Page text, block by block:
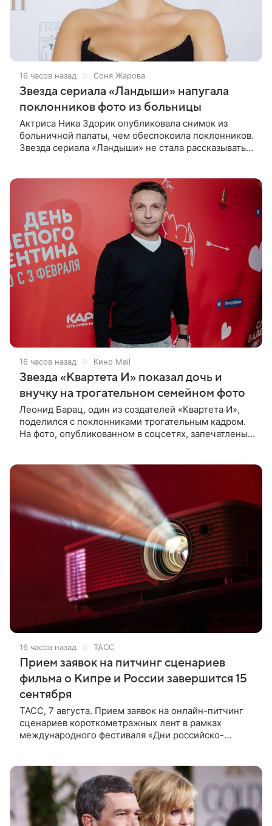
16 часов назад Соня Жарова
Звезда сериала «Ландыши» напугала
поклонников фото из больницы
Актриса Ника Здорик опубликовала снимок из
больничной палаты, чем обеспокоила поклонников.
Звезда сериала «Ландыши» не стала рассказывать,
16 часов назад Кино Mail
Звезда «Квартета И» показал дочь и
внучку на трогательном семейном фото
Леонид Барац, один из создателей «Квартета И»,
поделился с поклонниками трогательным кадром.
На фото, опубликованном в соцсетях, запечатлены
16 часов назад ТАСС
Прием заявок на питчинг сценариев
фильма о Кипре и России завершится 15
сентября
ТАСС, 7 августа. Прием заявок на онлайн-питчинг
сценариев короткометражных лент в рамках
международного фестиваля «Дни российско-